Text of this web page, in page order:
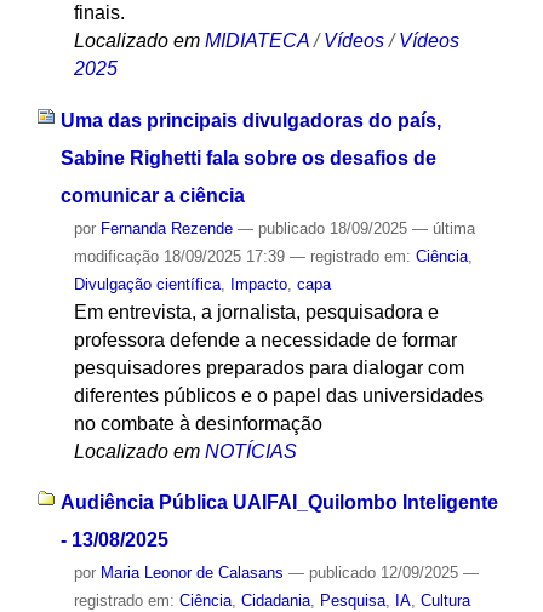
finais.
Localizado em MIDIATECA /Vídeos /Vídeos
2025
Uma das principais divulgadoras do país,
Sabine Righetti fala sobre os desafios de
comunicar a ciência
por Fernanda Rezende — publicado18/09/2025 — última
modificação18/09/2025 17:39 — registrado em: Ciência,
Divulgação científica, Impacto, capa
Em entrevista, a jornalista, pesquisadora e
professora defende a necessidade de formar
pesquisadores preparados para dialogar com
diferentes públicos e o papel das universidades
no combate à desinformação
Localizado em NOTÍCIAS
Audiência Pública UAIFAI_Quilombo Inteligente
- 13/08/2025
por Maria Leonor de Calasans — publicado12/09/2025 —
registrado em: Ciência, Cidadania, Pesquisa, IA, Cultura